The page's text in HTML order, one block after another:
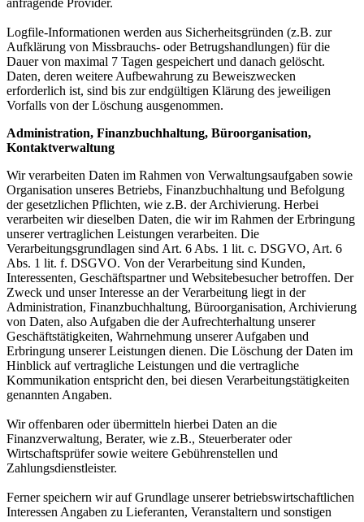
anfragende Provider.
Logfile-Informationen werden aus Sicherheitsgründen (z.B. zur
Aufklärung von Missbrauchs- oder Betrugshandlungen) für die
Dauer von maximal 7 Tagen gespeichert und danach gelöscht.
Daten, deren weitere Aufbewahrung zu Beweiszwecken
erforderlich ist, sind bis zur endgültigen Klärung des jeweiligen
Vorfalls von der Löschung ausgenommen.
Administration, Finanzbuchhaltung, Büroorganisation,
Kontaktverwaltung
Wir verarbeiten Daten im Rahmen von Verwaltungsaufgaben sowie
Organisation unseres Betriebs, Finanzbuchhaltung und Befolgung
der gesetzlichen Pflichten, wie z.B. der Archivierung. Herbei
verarbeiten wir dieselben Daten, die wir im Rahmen der Erbringung
unserer vertraglichen Leistungen verarbeiten. Die
Verarbeitungsgrundlagen sind Art. 6 Abs. 1 lit. c. DSGVO, Art. 6
Abs. 1 lit. f. DSGVO. Von der Verarbeitung sind Kunden,
Interessenten, Geschäftspartner und Websitebesucher betroffen. Der
Zweck und unser Interesse an der Verarbeitung liegt in der
Administration, Finanzbuchhaltung, Büroorganisation, Archivierung
von Daten, also Aufgaben die der Aufrechterhaltung unserer
Geschäftstätigkeiten, Wahrnehmung unserer Aufgaben und
Erbringung unserer Leistungen dienen. Die Löschung der Daten im
Hinblick auf vertragliche Leistungen und die vertragliche
Kommunikation entspricht den, bei diesen Verarbeitungstätigkeiten
genannten Angaben.
Wir offenbaren oder übermitteln hierbei Daten an die
Finanzverwaltung, Berater, wie z.B., Steuerberater oder
Wirtschaftsprüfer sowie weitere Gebührenstellen und
Zahlungsdienstleister.
Ferner speichern wir auf Grundlage unserer betriebswirtschaftlichen
Interessen Angaben zu Lieferanten, Veranstaltern und sonstigen